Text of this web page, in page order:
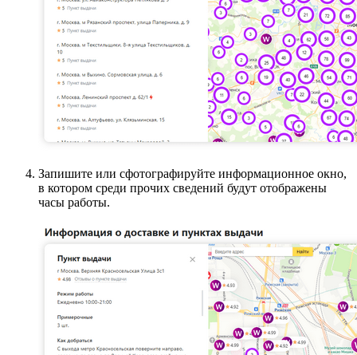
Запишите или сфотографируйте информационное окно,
в котором среди прочих сведений будут отображены
часы работы.